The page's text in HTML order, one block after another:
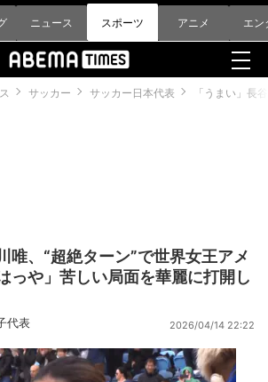
ニュース スポーツ アニメ エン
サッカー サッカー日本代表 「うまい」長
唯、“超絶ターン”で世界女王アメ
っや」苦しい局面を華麗に打開し
代表 2026/04/14 22:22